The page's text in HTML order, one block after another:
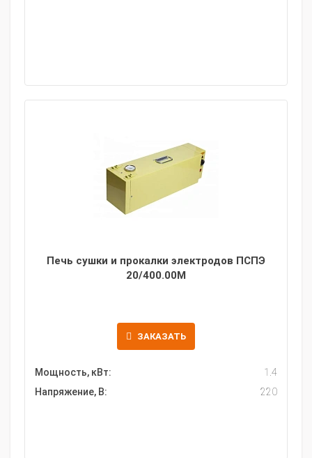
Печь сушки и прокалки электродов ПСПЭ
20/400.00M
ЗАКАЗАТЬ
Мощность, кВт:
1.4
Напряжение, В:
220